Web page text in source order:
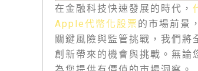
在金融科技快速發展的時代，
Apple代幣化股票的市場前景
關鍵風險與監管挑戰，我們
創新帶來的機會與挑戰。無論